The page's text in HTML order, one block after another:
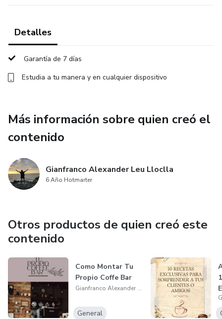
Detalles
Garantía de 7 días
Estudia a tu manera y en cualquier dispositivo
Más información sobre quien creó el
contenido
Gianfranco Alexander Leu Lloclla
6 Año Hotmarter
Otros productos de quien creó este
contenido
Como Montar Tu
Propio Coffe Bar
Gianfranco Alexander Leu Lloclla
General